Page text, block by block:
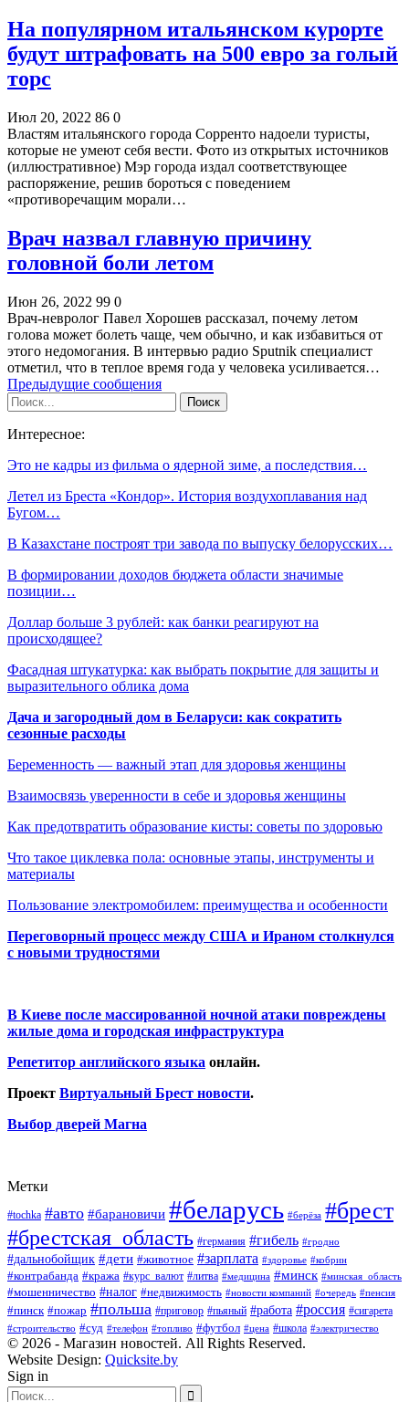
На популярном итальянском курорте
будут штрафовать на 500 евро за голый
торс
Июл 20, 2022 86 0
Властям итальянского города Сорренто надоели туристы,
которые не умеют себя вести. Фото из открытых источников
(иллюстративное) Мэр города издал соответствующее
распоряжение, решив бороться с поведением
«противоречащим морали…
Врач назвал главную причину
головной боли летом
Июн 26, 2022 99 0
Врач-невролог Павел Хорошев рассказал, почему летом
голова может болеть чаще, чем обычно, и как избавиться от
этого недомогания. В интервью радио Sputnik специалист
отметил, что в теплое время года у человека усиливается…
Предыдущие сообщения
Интересное:
Это не кадры из фильма о ядерной зиме, а последствия…
Летел из Бреста «Кондор». История воздухоплавания над
Бугом…
В Казахстане построят три завода по выпуску белорусских…
В формировании доходов бюджета области значимые
позиции…
Доллар больше 3 рублей: как банки реагируют на
происходящее?
Фасадная штукатурка: как выбрать покрытие для защиты и
выразительного облика дома
Дача и загородный дом в Беларуси: как сократить
сезонные расходы
Беременность — важный этап для здоровья женщины
Взаимосвязь уверенности в себе и здоровья женщины
Как предотвратить образование кисты: советы по здоровью
Что такое циклевка пола: основные этапы, инструменты и
материалы
Пользование электромобилем: преимущества и особенности
Переговорный процесс между США и Ираном столкнулся
с новыми трудностями
В Киеве после массированной ночной атаки повреждены
жилые дома и городская инфраструктура
Репетитор английского языка онлайн.
Проект Виртуальный Брест новости.
Выбор дверей Магна
Метки
#tochka #авто #барановичи #беларусь #берёза #брест
#брестская_область #германия #гибель #гродно
#дальнобойщик #дети #животное #зарплата #здоровье #кобрин
#контрабанда #кража #курс_валют #литва #медицина #минск #минская_область
#мошенничество #налог #недвижимость #новости компаний #очередь #пенсия
#пинск #пожар #польша #приговор #пьяный #работа #россия #сигарета
#строительство #суд #телефон #топливо #футбол #цена #школа #электричество
© 2026 - Магазин новостей. All Rights Reserved.
Website Design: Quicksite.by
Sign in